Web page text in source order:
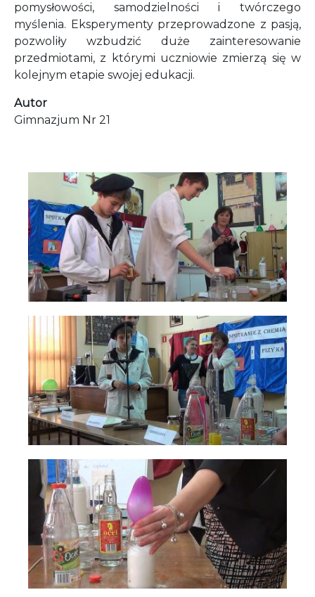
pomysłowości, samodzielności i twórczego
myślenia. Eksperymenty przeprowadzone z pasją,
pozwoliły wzbudzić duże zainteresowanie
przedmiotami, z którymi uczniowie zmierzą się w
kolejnym etapie swojej edukacji.
Autor
Gimnazjum Nr 21